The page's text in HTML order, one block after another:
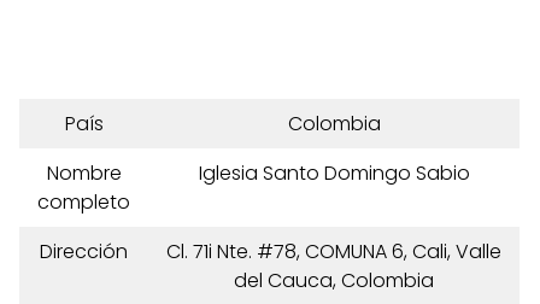
País
Colombia
Nombre
completo
Iglesia Santo Domingo Sabio
Dirección
Cl. 71i Nte. #78, COMUNA 6, Cali, Valle
del Cauca, Colombia